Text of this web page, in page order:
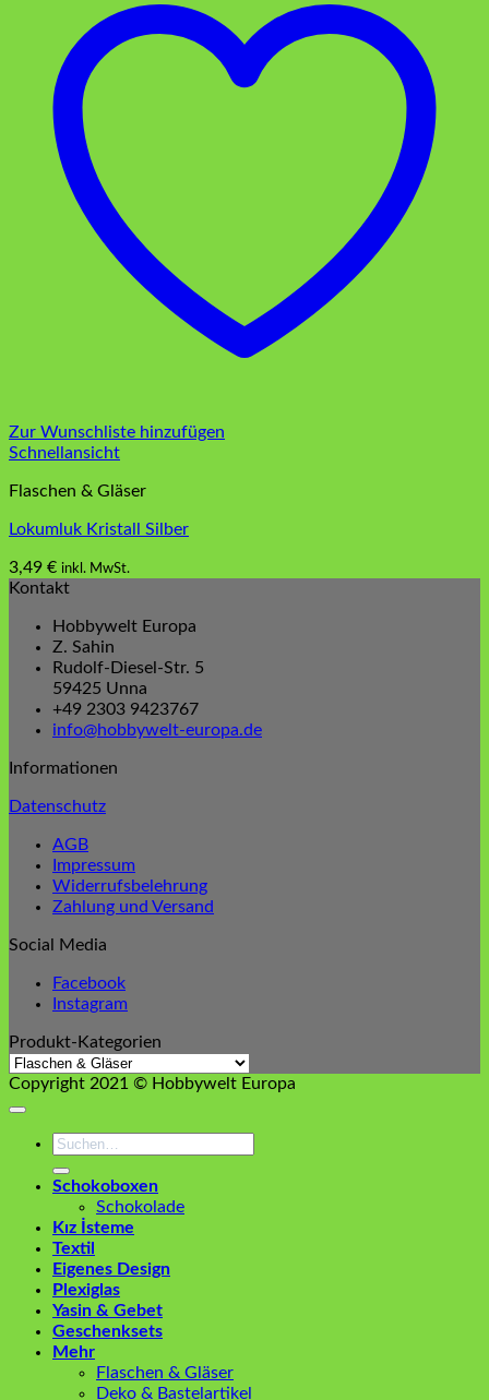
Zur Wunschliste hinzufügen
Schnellansicht
Flaschen & Gläser
Lokumluk Kristall Silber
3,49 € inkl. MwSt.
Kontakt
Hobbywelt Europa
Z. Sahin
Rudolf-Diesel-Str. 5
59425 Unna
+49 2303 9423767
info@hobbywelt-europa.de
Informationen
Datenschutz
AGB
Impressum
Widerrufsbelehrung
Zahlung und Versand
Social Media
Facebook
Instagram
Produkt-Kategorien
Copyright 2021 © Hobbywelt Europa
Suchen
Schokoboxen
Schokolade
Kız İsteme
Textil
Eigenes Design
Plexiglas
Yasin & Gebet
Geschenksets
Mehr
Flaschen & Gläser
Deko & Bastelartikel